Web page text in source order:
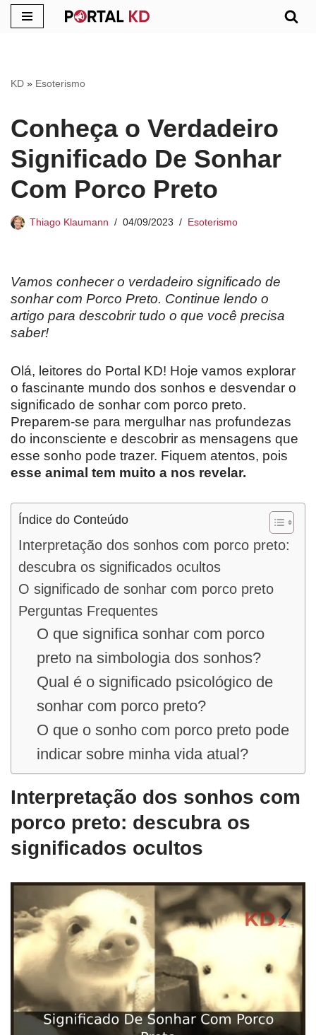
conteúdo
KD » Esoterismo
Conheça o Verdadeiro
Significado De Sonhar
Com Porco Preto
Thiago Klaumann 04/09/2023 Esoterismo
Vamos conhecer o verdadeiro significado de
sonhar com Porco Preto. Continue lendo o
artigo para descobrir tudo o que você precisa
saber!
Olá, leitores do Portal KD! Hoje vamos explorar
o fascinante mundo dos sonhos e desvendar o
significado de sonhar com porco preto.
Preparem-se para mergulhar nas profundezas
do inconsciente e descobrir as mensagens que
esse sonho pode trazer. Fiquem atentos, pois
esse animal tem muito a nos revelar.
Índice do Conteúdo
Interpretação dos sonhos com porco preto:
descubra os significados ocultos
O significado de sonhar com porco preto
Perguntas Frequentes
O que significa sonhar com porco
preto na simbologia dos sonhos?
Qual é o significado psicológico de
sonhar com porco preto?
O que o sonho com porco preto pode
indicar sobre minha vida atual?
Interpretação dos sonhos com
porco preto: descubra os
significados ocultos